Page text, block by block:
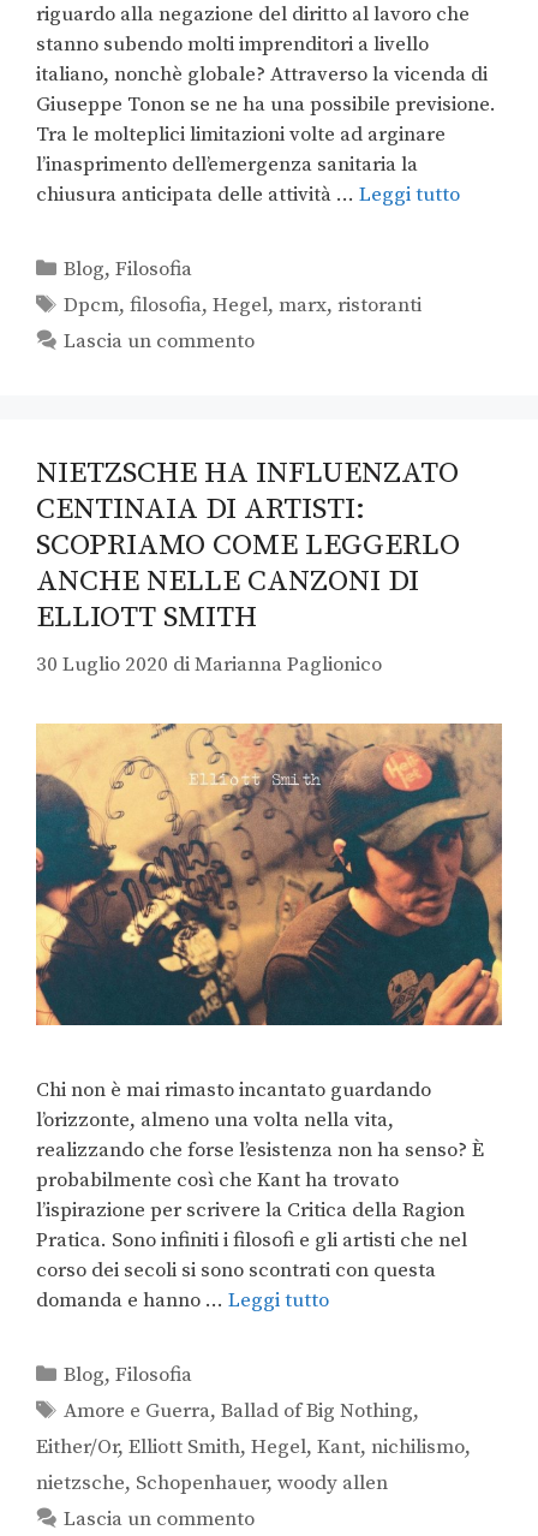
riguardo alla negazione del diritto al lavoro che
stanno subendo molti imprenditori a livello
italiano, nonchè globale? Attraverso la vicenda di
Giuseppe Tonon se ne ha una possibile previsione.
Tra le molteplici limitazioni volte ad arginare
l’inasprimento dell’emergenza sanitaria la
chiusura anticipata delle attività … Leggi tutto
Blog,Filosofia
Dpcm,filosofia,Hegel,marx,ristoranti
Lascia un commento
NIETZSCHE HA INFLUENZATO
CENTINAIA DI ARTISTI:
SCOPRIAMO COME LEGGERLO
ANCHE NELLE CANZONI DI
ELLIOTT SMITH
30 Luglio 2020 diMarianna Paglionico
Chi non è mai rimasto incantato guardando
l’orizzonte, almeno una volta nella vita,
realizzando che forse l’esistenza non ha senso? È
probabilmente così che Kant ha trovato
l’ispirazione per scrivere la Critica della Ragion
Pratica. Sono infiniti i filosofi e gli artisti che nel
corso dei secoli si sono scontrati con questa
domanda e hanno … Leggi tutto
Blog,Filosofia
Amore e Guerra,Ballad of Big Nothing,
Either/Or, Elliott Smith, Hegel, Kant, nichilismo,
nietzsche, Schopenhauer, woody allen
Lascia un commento